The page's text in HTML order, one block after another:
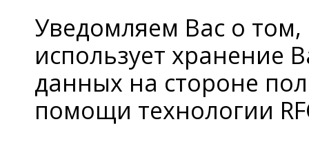
Уведомляем Вас о
использует хранение
данных на стороне
помощи технологии